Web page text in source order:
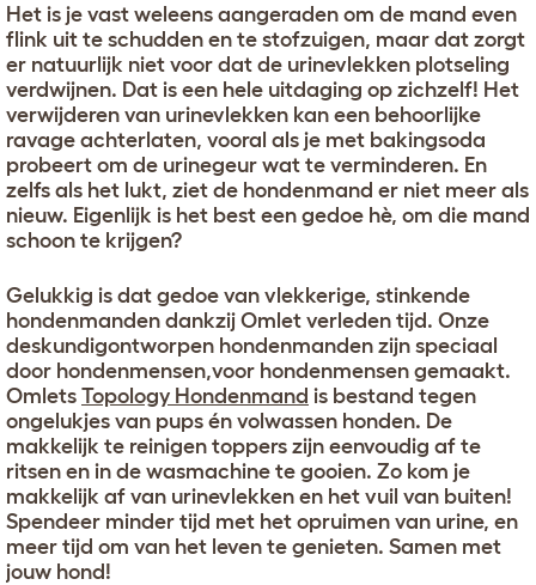
Het is je vast weleens aangeraden om de mand even
flink uit te schudden en te stofzuigen, maar dat zorgt
er natuurlijk niet voor dat de urinevlekken plotseling
verdwijnen. Dat is een hele uitdaging op zichzelf! Het
verwijderen van urinevlekken kan een behoorlijke
ravage achterlaten, vooral als je met bakingsoda
probeert om de urinegeur wat te verminderen. En
zelfs als het lukt, ziet de hondenmand er niet meer als
nieuw. Eigenlijk is het best een gedoe hè, om die mand
schoon te krijgen?
Gelukkig is dat gedoe van vlekkerige, stinkende
hondenmanden dankzij Omlet verleden tijd. Onze
deskundigontworpen hondenmanden zijn speciaal
door hondenmensen,voor hondenmensen gemaakt.
Omlets Topology Hondenmand is bestand tegen
ongelukjes van pups én volwassen honden. De
makkelijk te reinigen toppers zijn eenvoudig af te
ritsen en in de wasmachine te gooien. Zo kom je
makkelijk af van urinevlekken en het vuil van buiten!
Spendeer minder tijd met het opruimen van urine, en
meer tijd om van het leven te genieten. Samen met
jouw hond!